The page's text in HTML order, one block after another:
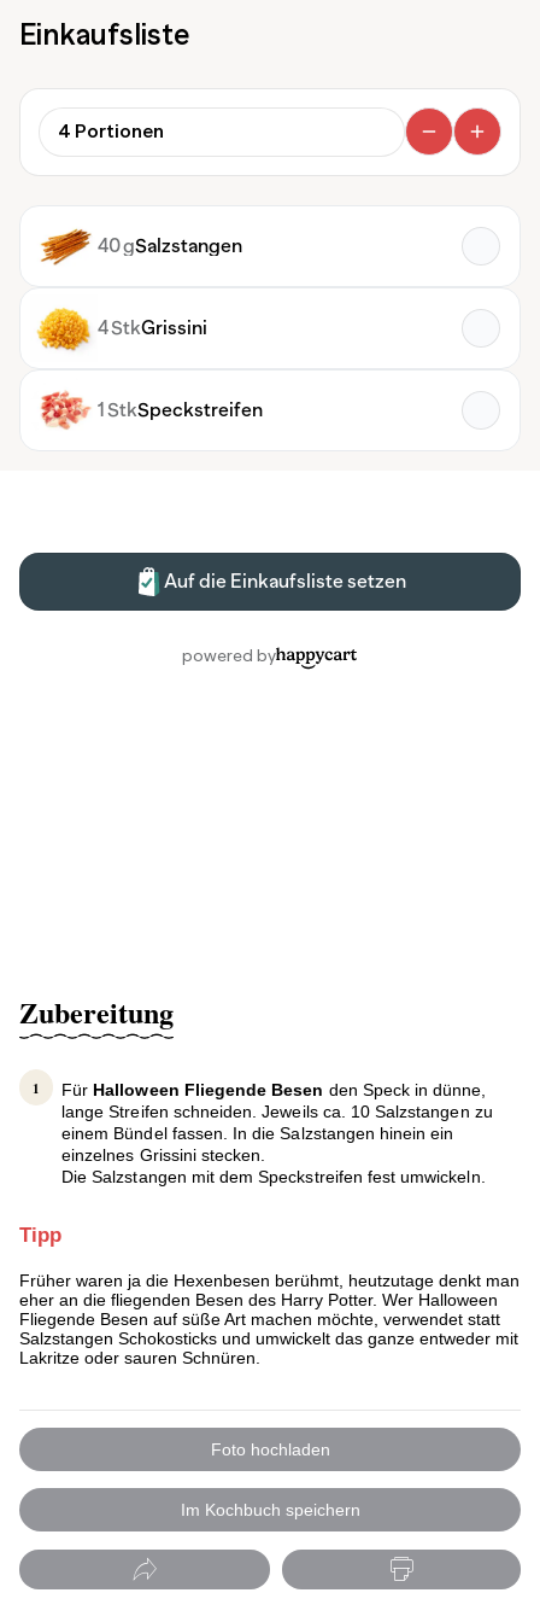
Zubereitung
Für Halloween Fliegende Besen den Speck in dünne,
lange Streifen schneiden. Jeweils ca. 10 Salzstangen zu
einem Bündel fassen. In die Salzstangen hinein ein
einzelnes Grissini stecken.
Die Salzstangen mit dem Speckstreifen fest umwickeln.
Tipp
Früher waren ja die Hexenbesen berühmt, heutzutage denkt man
eher an die fliegenden Besen des Harry Potter. Wer Halloween
Fliegende Besen auf süße Art machen möchte, verwendet statt
Salzstangen Schokosticks und umwickelt das ganze entweder mit
Lakritze oder sauren Schnüren.
Foto hochladen
Im Kochbuch speichern